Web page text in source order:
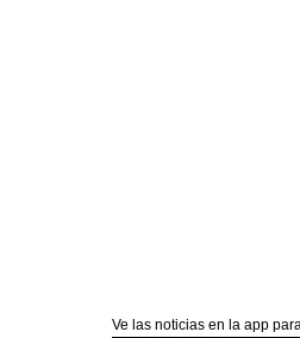
Ve las noticias en la app